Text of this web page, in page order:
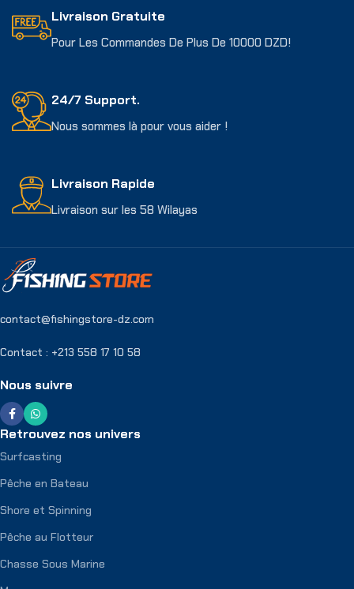
Livraison Gratuite
Pour Les Commandes De Plus De 10000 DZD!
24/7 Support.
Nous sommes là pour vous aider !
Livraison Rapide
Livraison sur les 58 Wilayas
contact@fishingstore-dz.com
Contact : +213 558 17 10 58
Nous suivre
Retrouvez nos univers
Surfcasting
Pêche en Bateau
Shore et Spinning
Pêche au Flotteur
Chasse Sous Marine